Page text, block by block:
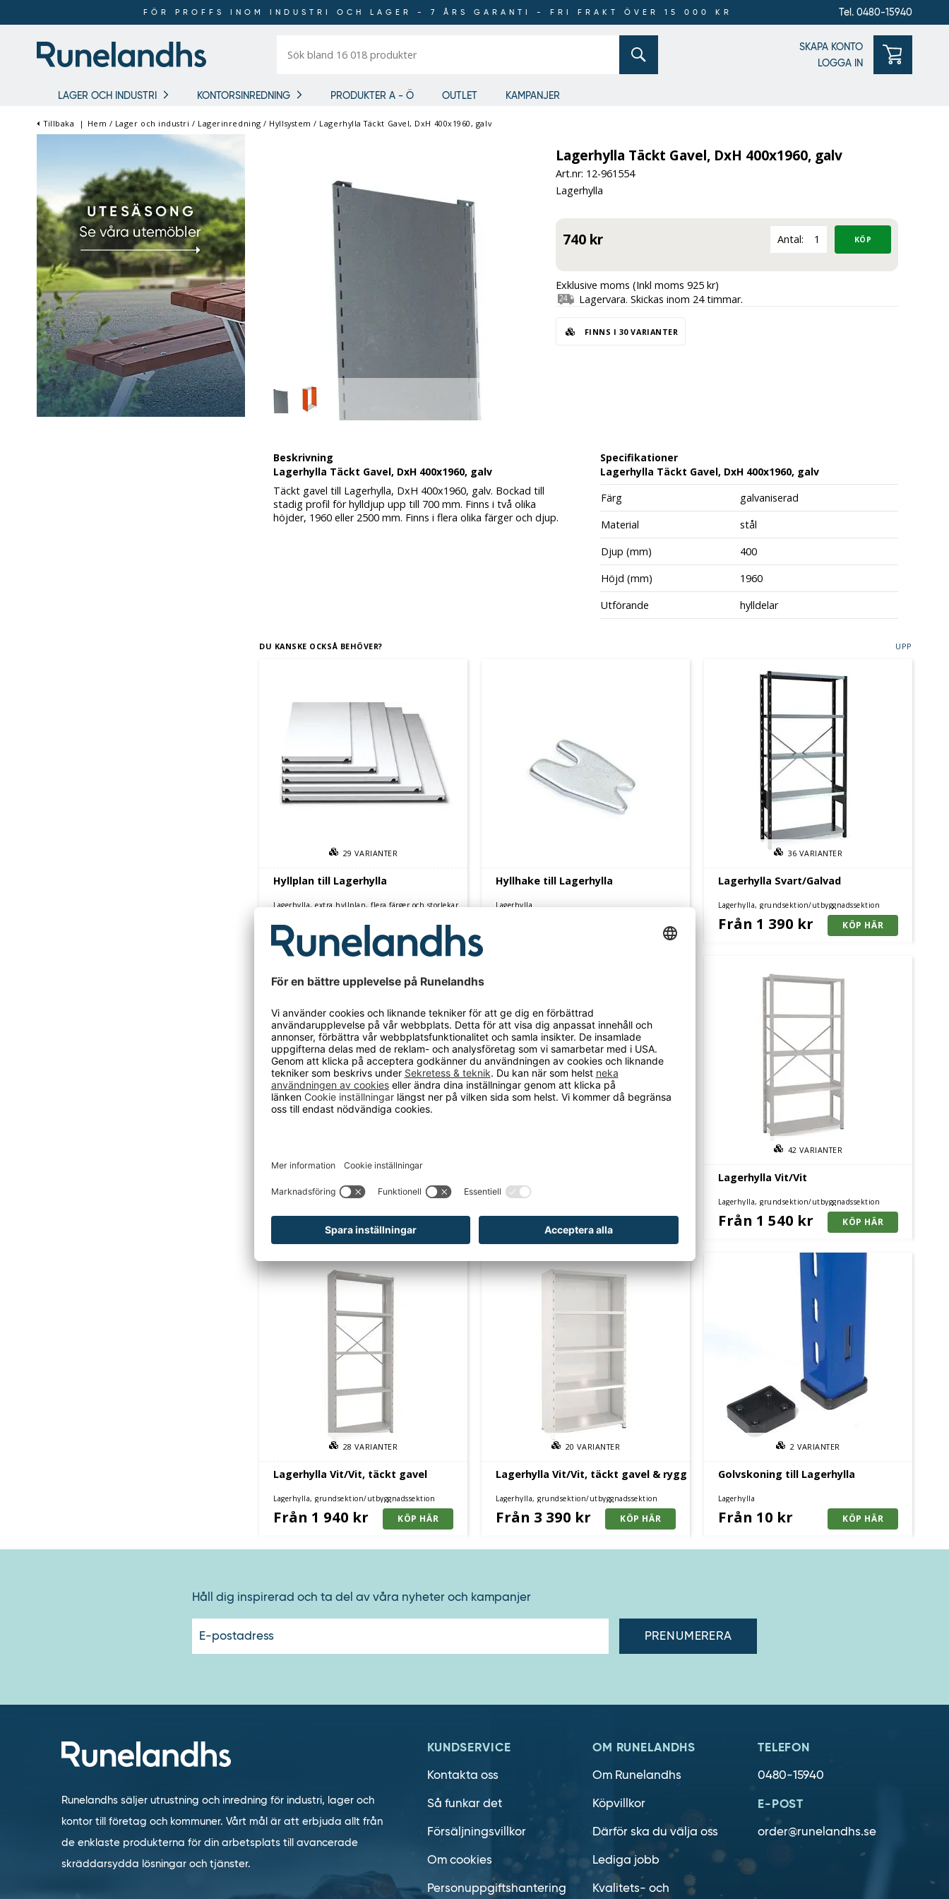
FÖR PROFFS INOM INDUSTRI OCH LAGER - 7 ÅRS GARANTI - FRI FRAKT ÖVER 15 000 KR Tel. 0480-15940
bland
SKAPA KONTO
LOGGA IN
LAGER OCH INDUSTRI KONTORSINREDNING PRODUKTER A - Ö OUTLET KAMPANJER
FÖR PROFFS INOM
INDUSTRI OCH LAGER
Tillbaka | Hem / Lager och industri / Lagerinredning / Hyllsystem / Lagerhylla Täckt Gavel, DxH 400x1960, galv
Lagerhylla Täckt Gavel, DxH 400x1960, galv
Art.nr: 12-961554
Lagerhylla
740 kr Antal:
Exklusive moms (Inkl moms 925 kr)
Lagervara. Skickas inom 24 timmar.
FINNS I 30 VARIANTER
Beskrivning
Lagerhylla Täckt Gavel, DxH 400x1960, galv
Täckt gavel till Lagerhylla, DxH 400x1960, galv. Bockad till
stadig profil för hylldjup upp till 700 mm. Finns i två olika
höjder, 1960 eller 2500 mm. Finns i flera olika färger och djup.
Specifikationer
Lagerhylla Täckt Gavel, DxH 400x1960, galv
Färg
galvaniserad
Material
stål
Djup (mm)
400
Höjd (mm)
1960
Utförande
hylldelar
DU KANSKE OCKSÅ BEHÖVER? UPP
Hyllplan till Lagerhylla
Lagerhylla, extra hyllplan, flera färger och storlekar
29VARIANTER
Från 200 kr
Hyllhake till Lagerhylla
Lagerhylla
Lagerhylla Svart/Galvad
Lagerhylla, grundsektion/utbyggnadssektion
36VARIANTER
Från 1 390 kr
Lagerhylla, grundsektion/utbyggnadssektion
Från 1 340 kr
Lagerhylla, grundsektion/utbyggnadssektion
Från 1 540 kr
Lagerhylla Vit/Vit
Lagerhylla, grundsektion/utbyggnadssektion
42VARIANTER
Från 1 540 kr
Lagerhylla Vit/Vit, täckt gavel
Lagerhylla, grundsektion/utbyggnadssektion
28VARIANTER
Från 1 940 kr
Lagerhylla Vit/Vit, täckt gavel & rygg
Lagerhylla, grundsektion/utbyggnadssektion
20VARIANTER
Från 3 390 kr
Golvskoning till Lagerhylla
Lagerhylla
2VARIANTER
Från 10 kr
Håll dig inspirerad och ta del av våra nyheter och kampanjer
postadress"
Runelandhs säljer utrustning och inredning för industri, lager och
kontor till företag och kommuner. Vårt mål är att erbjuda allt från
de enklaste produkterna för din arbetsplats till avancerade
skräddarsydda lösningar och tjänster.
KUNDSERVICE
Kontakta oss
Så funkar det
Försäljningsvillkor
Om cookies
Personuppgiftshantering
OM RUNELANDHS
Om Runelandhs
Köpvillkor
Därför ska du välja oss
Lediga jobb
Kvalitets- och
TELEFON
0480-15940
E-POST
order@runelandhs.se